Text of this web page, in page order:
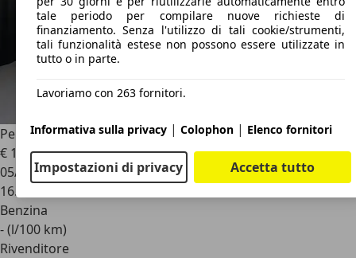
Peugeot 208Allure PureTech 100 S/S
€ 12.7001
05/2025
16.900 km
Benzina
- (l/100 km)
Rivenditore
tale periodo per compilare nuove richieste di
finanziamento. Senza l'utilizzo di tali cookie/strumenti,
tali funzionalità estese non possono essere utilizzate in
tutto o in parte.
Lavoriamo con 263 fornitori.
Informativa sulla privacy | Colophon | Elenco fornitori
Impostazioni di privacy Accetta tutto